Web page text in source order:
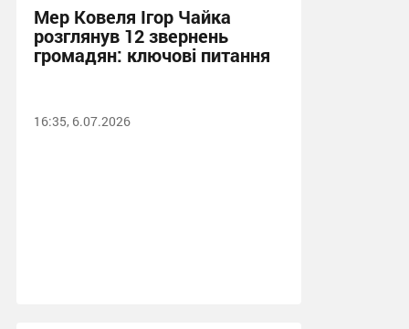
Мер Ковеля Ігор Чайка
розглянув 12 звернень
громадян: ключові питання
16:35, 6.07.2026